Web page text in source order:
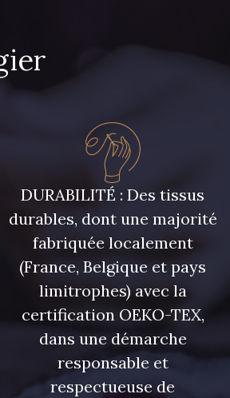
DURABILITÉ : Des tissus
durables, dont une majorité
fabriquée localement
(France, Belgique et pays
limitrophes) avec la
certification OEKO-TEX,
dans une démarche
responsable et
respectueuse de